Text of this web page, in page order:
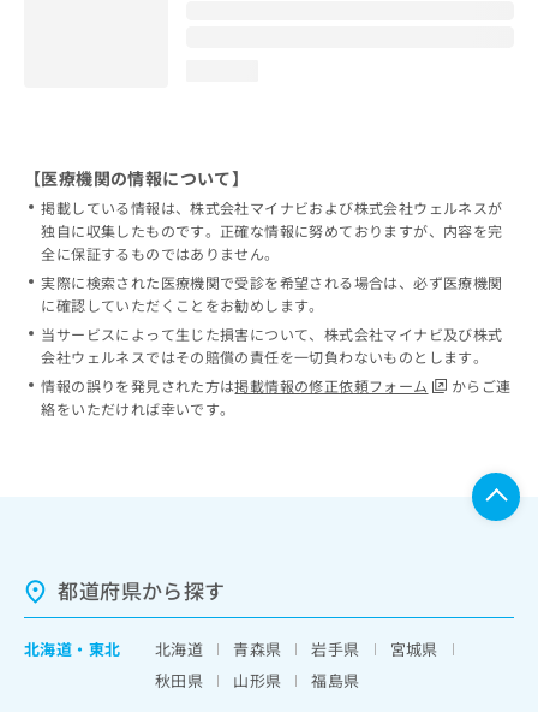
【医療機関の情報について】
掲載している情報は、株式会社マイナビおよび株式会社ウェルネスが
独自に収集したものです。正確な情報に努めておりますが、内容を完
全に保証するものではありません。
実際に検索された医療機関で受診を希望される場合は、必ず医療機関
に確認していただくことをお勧めします。
当サービスによって生じた損害について、株式会社マイナビ及び株式
会社ウェルネスではその賠償の責任を一切負わないものとします。
情報の誤りを発見された方は掲載情報の修正依頼フォーム
からご連
絡をいただければ幸いです。
都道府県から探す
北海道 ・ 東北 北海道 青森県 岩手県
宮城県
秋田県
山形県
福島県